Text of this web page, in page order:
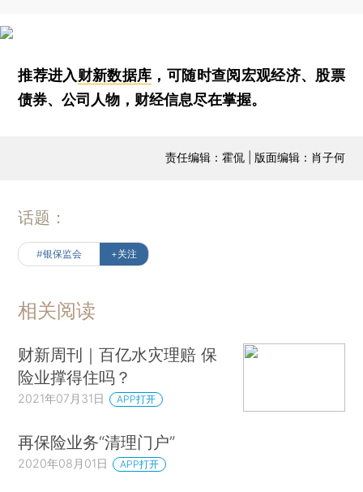
推荐进入财新数据库 ，可随时查阅宏观经济、股票
债券、公司人物，财经信息尽在掌握。
责任编辑：霍侃 | 版面编辑：肖子何
话题：
#银保监会 +关注
相关阅读
财新周刊｜百亿水灾理赔 保
险业撑得住吗？
2021年07月31日 APP打开
再保险业务“清理门户”
2020年08月01日 APP打开